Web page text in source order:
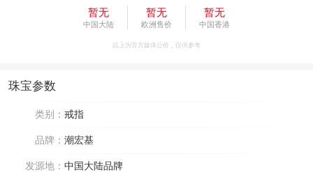
暂无
中国大陆
暂无
欧洲售价
暂无
中国香港
以上为官方媒体公价，仅供参考
珠宝参数
类别： 戒指
品牌： 潮宏基
发源地： 中国大陆品牌